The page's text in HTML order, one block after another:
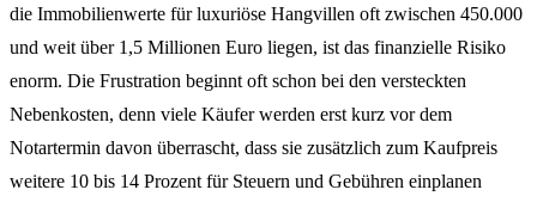
die Immobilienwerte für luxuriöse Hangvillen oft zwischen 450.000
und weit über 1,5 Millionen Euro liegen, ist das finanzielle Risiko
enorm. Die Frustration beginnt oft schon bei den versteckten
Nebenkosten, denn viele Käufer werden erst kurz vor dem
Notartermin davon überrascht, dass sie zusätzlich zum Kaufpreis
weitere 10 bis 14 Prozent für Steuern und Gebühren einplanen